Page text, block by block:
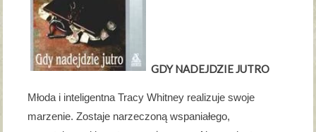
GDY NADEJDZIE JUTRO
Młoda i inteligentna Tracy Whitney realizuje swoje
marzenie. Zostaje narzeczoną wspaniałego,